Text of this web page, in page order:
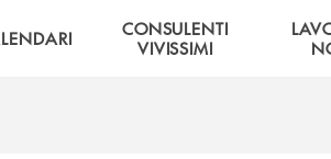
CONSULENTI
VIVISSIMI